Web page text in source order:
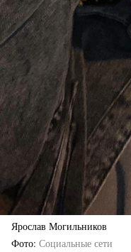
Ярослав Могильников
Фото Социальные сети